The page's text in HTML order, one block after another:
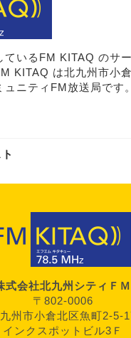
ているFM KITAQ のサ
KITAQ は北九州市小
ニティFM放送局です。
式会社北九州シティＦＭ
〒802-0006
州市小倉北区魚町2-5-
インクスポットビル3Ｆ